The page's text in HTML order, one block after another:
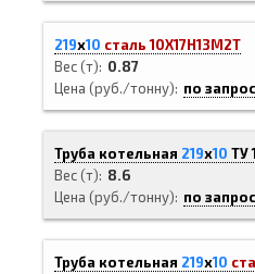
219х10 сталь 10Х17Н13М2Т
Вес (т)
0.87
Цена (руб./тонну)
по
Труба котельная 219х10 ТУ
Вес (т)
8.6
Цена (руб./тонну)
по
Труба котельная 219х10